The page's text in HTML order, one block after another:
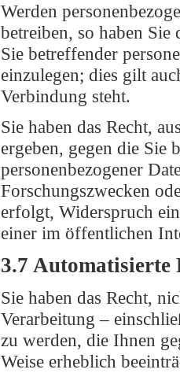
Werden
betreiben, so haben
Sie betreffender
einzulegen; dies gilt
Verbindung steht.
Sie haben das Recht,
ergeben, gegen die Sie
personenbezogener
Forschungszwecken
erfolgt, Widerspruch
einer im öffentlichen
3.7 Automatisierte
Sie haben das Recht,
Verarbeitung –
zu werden, die Ihnen
Weise erheblich